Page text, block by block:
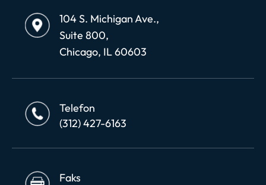
104 S. Michigan Ave.,
Suite 800,
Chicago, IL 60603
Telefon
(312) 427-6163
Faks